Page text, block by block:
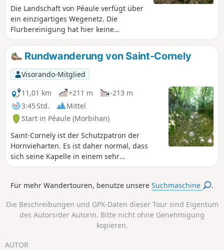
Die Landschaft von Péaule verfügt über
ein einzigartiges Wegenetz. Die
Flurbereinigung hat hier keine
zerstörerischen Auswirkungen gehabt,
und große, schöne Hecken säumen
noch immer die Wege. An anderen
Stellen haben die Vilaine und ihre
Nebenflüsse das Felsplateau
durchschnitten und ein meist
bewaldetes Relief geschaffen, in dem
man spazieren gehen kann. Die
vorgeschlagene große Rundwanderung
ermöglicht es Ihnen, diese
unterschiedlichen, aber immer
interessanten Landschaften zu
genießen, die sich im Laufe eines
Rundwanderung von Saint-Cornely
Visorando-Mitglied
11,01 km
+211 m
-213 m
3:45 Std.
Mittel
Start in Péaule (Morbihan)
Saint-Cornely ist der Schutzpatron der
Hornvieharten. Es ist daher normal, dass
sich seine Kapelle in einem sehr
landwirtschaftlich geprägten Teil von Péaule
die über das Plateau oberhalb der Vilaine
haben, als Kühe und andere Vierbeiner zu
zählen. Halten Sie die Augen offen, denn in
dieser Windung der Vilaine gibt es viel zu
sehen
Für mehr Wandertouren, benutze unsereSuchmaschine .
Die Beschreibungen und GPX-Daten dieser Tour sind Eigentum
des Autors/der Autorin. Bitte nicht ohne Genehmigung
kopieren.
AUTOR